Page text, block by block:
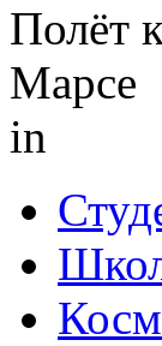
Полёт
Марсе
in